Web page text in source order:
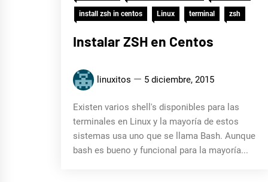
install zsh in centos Linux terminal zsh
Instalar ZSH en Centos
linuxitos 5 diciembre, 2015
Existen varios shell's disponibles para las
terminales en Linux y la mayoría de estos
sistemas usa uno que se llama Bash. Aunque
bash es bueno y funcional para la mayoría...